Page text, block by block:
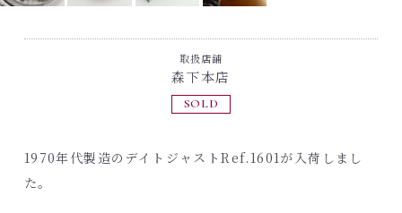
取扱店舗
森下本店
SOLD
1970年代製造のデイトジャストRef.1601が入荷しまし
た。